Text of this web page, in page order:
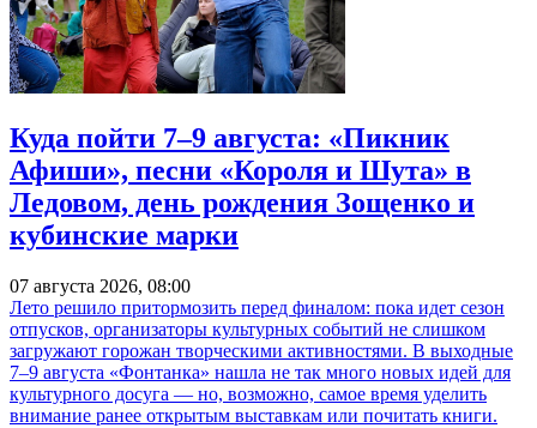
Куда пойти 7–9 августа: «Пикник
Афиши», песни «Короля и Шута» в
Ледовом, день рождения Зощенко и
кубинские марки
07 августа 2026, 08:00
Лето решило притормозить перед финалом: пока идет сезон
отпусков, организаторы культурных событий не слишком
загружают горожан творческими активностями. В выходные
7–9 августа «Фонтанка» нашла не так много новых идей для
культурного досуга — но, возможно, самое время уделить
внимание ранее открытым выставкам или почитать книги.